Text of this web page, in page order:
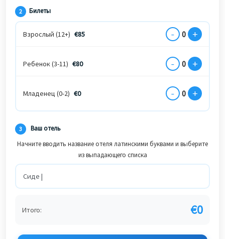
2 Билеты
Взрослый (12+) €85 - 0 +
Ребенок (3-11) €80 - 0 +
Младенец (0-2) €0 - 0 +
3
Ваш отель
Начните вводить название отеля латинскими буквами и выберите
из выпадающего списка
Итого: €0